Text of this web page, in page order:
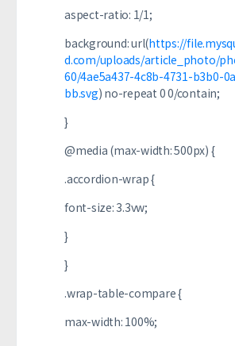
aspect-ratio: 1/1;
background: url(https://
d.com/uploads/article_photo/
60/4ae5a437-4c8b-4731-b3b0-
bb.svg) no-repeat 0 0/contain;
}
@media (max-width: 500px) {
.accordion-wrap {
font-size: 3.3vw;
}
}
.wrap-table-compare {
max-width: 100%;